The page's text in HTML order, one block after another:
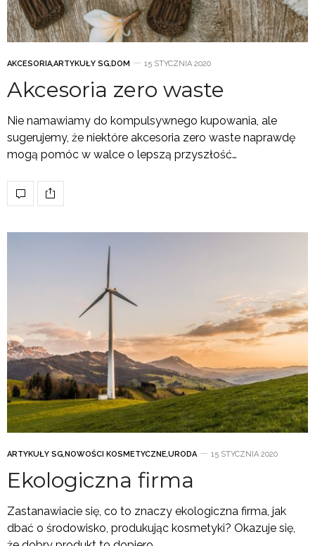
AKCESORIA,ARTYKUŁY SG,DOM 15 STYCZNIA 2020
Akcesoria zero waste
Nie namawiamy do kompulsywnego kupowania, ale
sugerujemy, że niektóre akcesoria zero waste naprawdę
mogą pomóc w walce o lepszą przyszłość…
ARTYKUŁY SG,NOWOŚCI KOSMETYCZNE,URODA 15 STYCZNIA 2020
Ekologiczna firma
Zastanawiacie się, co to znaczy ekologiczna firma, jak
dbać o środowisko, produkując kosmetyki? Okazuje się,